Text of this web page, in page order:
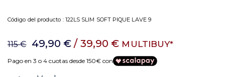
Código del producto : 122LS SLIM SOFT PIQUE LAVE 9
115 € 49,90 € / 39,90 € MULTIBUY*
Pago en 3 o 4 cuotas desde 150€ con